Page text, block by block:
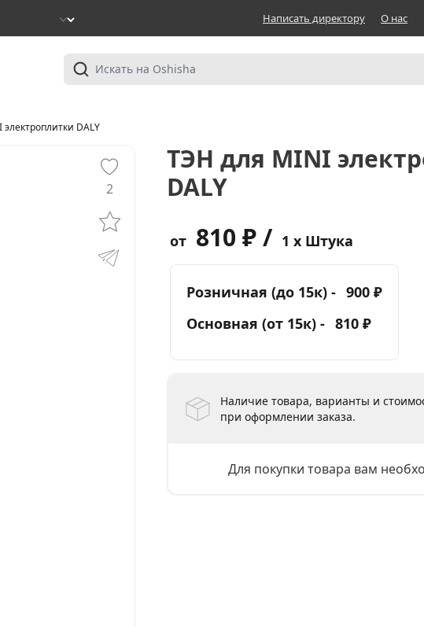
Написать директору О нас
DALY
2
ТЭН для MINI
DALY
от 810 ₽ / 1 x Штука
Розничная (до 15к) - 900 ₽
Основная (от 15к) - 810 ₽
Наличие товара, варианты и
при оформлении заказа.
Для покупки товара вам